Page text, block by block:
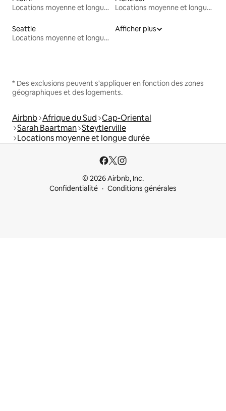
Locations moyenne et longue durée
Locations moyenne et longue durée
Seattle
Locations moyenne et longue durée
Afficher plus
* Des exclusions peuvent s'appliquer en fonction des zones
géographiques et des logements.
Airbnb Afrique du Sud Cap-Oriental
Sarah Baartman Steytlerville
Locations moyenne et longue durée
© 2026 Airbnb, Inc.
Confidentialité
Conditions générales